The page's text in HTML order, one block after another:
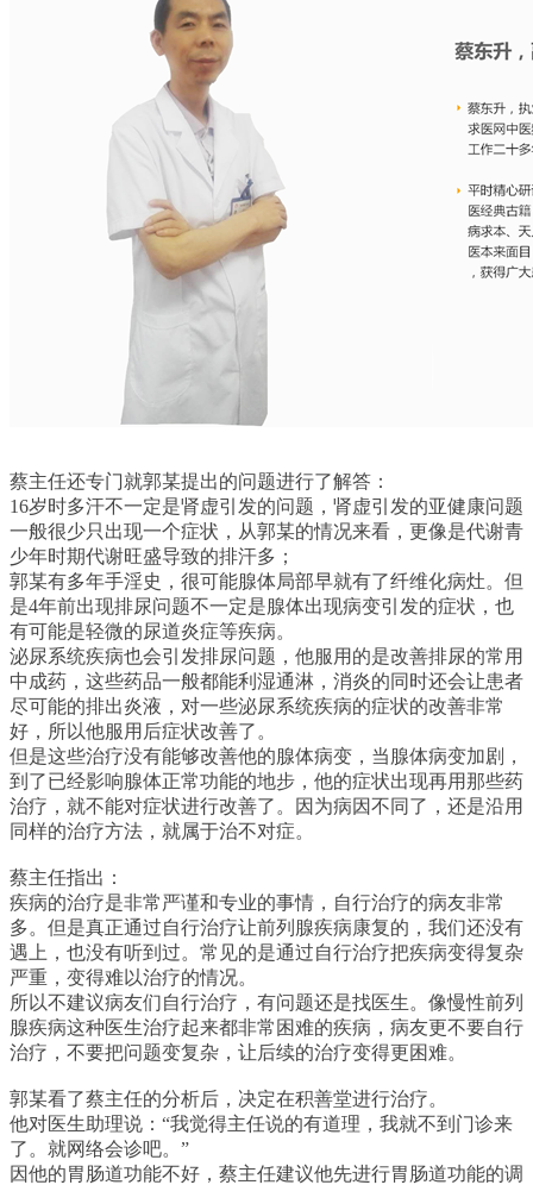
蔡主任还专门就郭某提出的问题进行了解答：
16岁时多汗不一定是肾虚引发的问题，肾虚引发的亚健康问题
一般很少只出现一个症状，从郭某的情况来看，更像是代谢青
少年时期代谢旺盛导致的排汗多；
郭某有多年手淫史，很可能腺体局部早就有了纤维化病灶。但
是4年前出现排尿问题不一定是腺体出现病变引发的症状，也
有可能是轻微的尿道炎症等疾病。
泌尿系统疾病也会引发排尿问题，他服用的是改善排尿的常用
中成药，这些药品一般都能利湿通淋，消炎的同时还会让患者
尽可能的排出炎液，对一些泌尿系统疾病的症状的改善非常
好，所以他服用后症状改善了。
但是这些治疗没有能够改善他的腺体病变，当腺体病变加剧，
到了已经影响腺体正常功能的地步，他的症状出现再用那些药
治疗，就不能对症状进行改善了。因为病因不同了，还是沿用
同样的治疗方法，就属于治不对症。
蔡主任指出：
疾病的治疗是非常严谨和专业的事情，自行治疗的病友非常
多。但是真正通过自行治疗让前列腺疾病康复的，我们还没有
遇上，也没有听到过。常见的是通过自行治疗把疾病变得复杂
严重，变得难以治疗的情况。
所以不建议病友们自行治疗，有问题还是找医生。像慢性前列
腺疾病这种医生治疗起来都非常困难的疾病，病友更不要自行
治疗，不要把问题变复杂，让后续的治疗变得更困难。
郭某看了蔡主任的分析后，决定在积善堂进行治疗。
他对医生助理说：“我觉得主任说的有道理，我就不到门诊来
了。就网络会诊吧。”
因他的胃肠道功能不好，蔡主任建议他先进行胃肠道功能的调